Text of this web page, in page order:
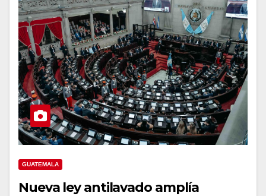
GUATEMALA
Nueva ley antilavado amplía